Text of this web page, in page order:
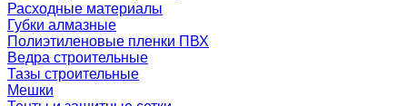
Расходные материалы
Губки алмазные
Полиэтиленовые пленки ПВХ
Ведра строительные
Тазы строительные
Мешки